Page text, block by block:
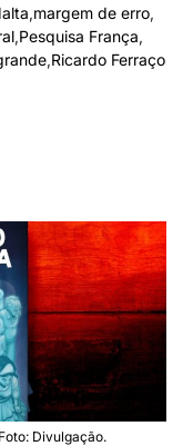
,margem de erro,
,Pesquisa França,
,Ricardo Ferraço
Divulgação.